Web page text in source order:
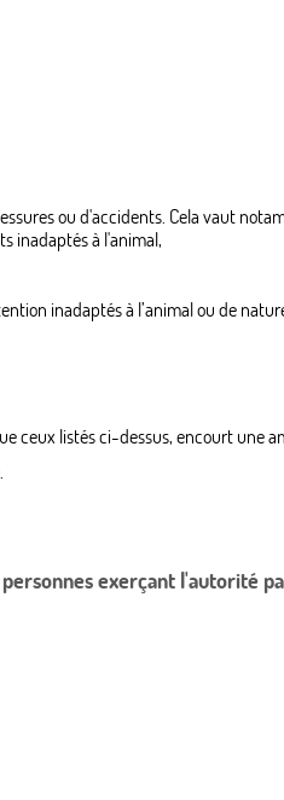
ou d'accidents. Cela vaut
inadaptés à l'animal,
inadaptés à l’animal ou de
ceux listés ci-dessus, encourt une
personnes exerçant l'autorité